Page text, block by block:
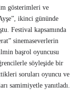
gösterimleri ve
ikinci gününde
Festival kapsamında
sinemaseverlerin
başrol oyuncusu
söyleşide bir
soruları oyuncu ve
samimiyetle yanıtladı.